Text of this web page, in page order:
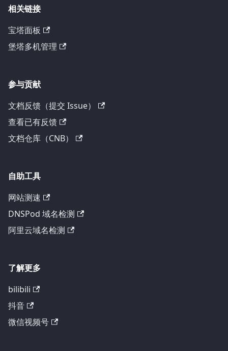
相关链接
宝塔面板
堡塔多机管理
参与贡献
文档反馈（提交 Issue）
查看已有反馈
文档仓库（CNB）
自助工具
网站测速
DNSPod 域名检测
阿里云域名检测
了解更多
bilibili
抖音
微信视频号